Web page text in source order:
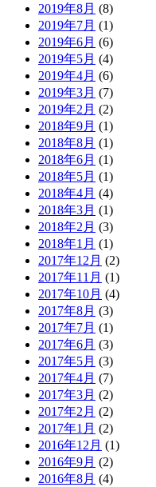
2019年8月 (8)
2019年7月 (1)
2019年6月 (6)
2019年5月 (4)
2019年4月 (6)
2019年3月 (7)
2019年2月 (2)
2018年9月 (1)
2018年8月 (1)
2018年6月 (1)
2018年5月 (1)
2018年4月 (4)
2018年3月 (1)
2018年2月 (3)
2018年1月 (1)
2017年12月 (2)
2017年11月 (1)
2017年10月 (4)
2017年8月 (3)
2017年7月 (1)
2017年6月 (3)
2017年5月 (3)
2017年4月 (7)
2017年3月 (2)
2017年2月 (2)
2017年1月 (2)
2016年12月 (1)
2016年9月 (2)
2016年8月 (4)